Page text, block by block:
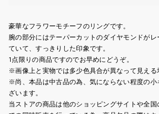
豪華なフラワーモチーフのリングです。
腕の部分にはテーパーカットのダイヤモンドが
ていて、すっきりした印象です。
1点限りの商品ですのでお早めにどうぞ。
※画像上と実物では多少色具合が異なって見える
※尚、本品は中古品の為、気にならない程度の
ざいます。
当ストアの商品は他のショッピングサイトや全